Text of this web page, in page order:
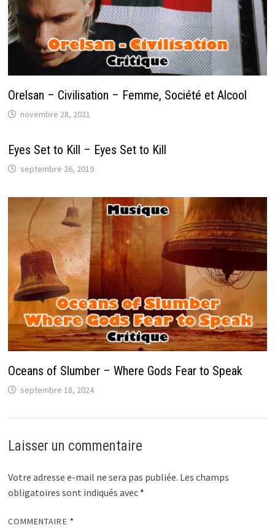
Orelsan – Civilisation – Femme, Société et Alcool
novembre 28, 2021
Eyes Set to Kill – Eyes Set to Kill
septembre 26, 2019
Oceans of Slumber – Where Gods Fear to Speak
septembre 18, 2024
Laisser un commentaire
Votre adresse e-mail ne sera pas publiée. Les champs
obligatoires sont indiqués avec *
COMMENTAIRE *